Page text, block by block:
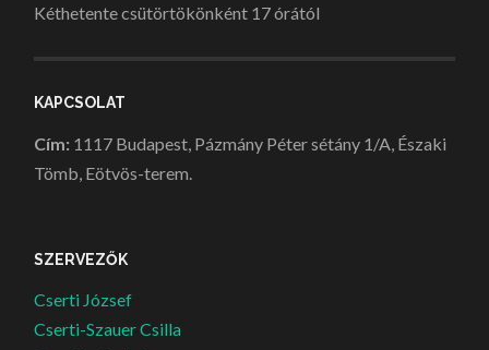
Kéthetente csütörtökönként 17 órától
KAPCSOLAT
Cím: 1117 Budapest, Pázmány Péter sétány 1/A, Északi
Tömb, Eötvös-terem.
SZERVEZŐK
Cserti József
Cserti-Szauer Csilla